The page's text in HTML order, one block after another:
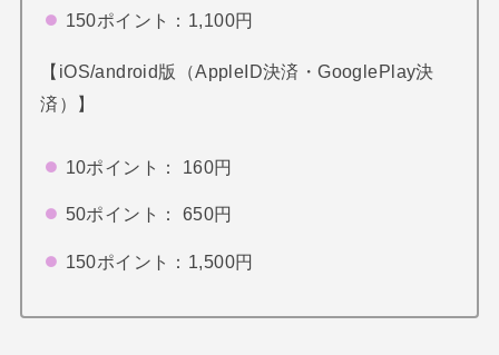
150ポイント：1,100円
【iOS/android版（AppleID決済・GooglePlay決
済）】
10ポイント： 160円
50ポイント： 650円
150ポイント：1,500円